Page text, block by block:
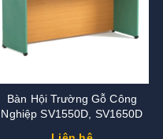
Bàn Hội Trường Gỗ Công
Nghiệp SV1550D, SV1650D